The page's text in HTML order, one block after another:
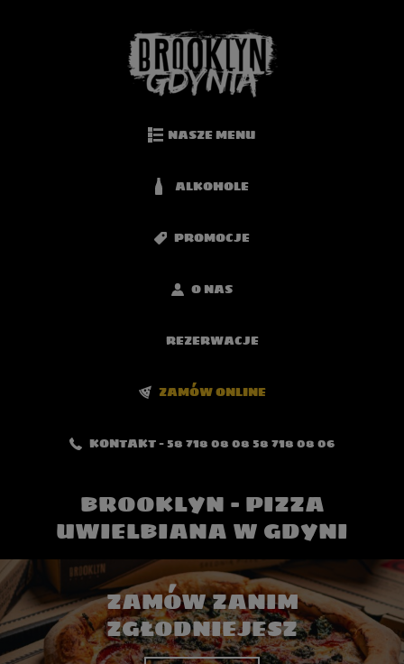
NASZE MENU
ALKOHOLE
PROMOCJE
O NAS
REZERWACJE
ZAMÓW ONLINE
KONTAKT – 58 718 08 08 58 718 08 06
BROOKLYN - PIZZA
UWIELBIANA W GDYNI
ZAMÓW ZANIM
ZGŁODNIEJESZ